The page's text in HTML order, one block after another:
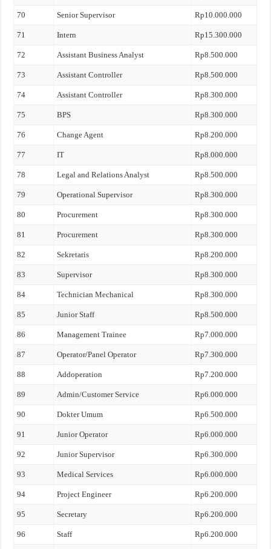
70 Senior Supervisor Rp10.000.000
71 Intern Rp15.300.000
72 Assistant Business Analyst Rp8.500.000
73 Assistant Controller Rp8.500.000
74 Assistant Controller Rp8.300.000
75 BPS Rp8.300.000
76 Change Agent Rp8.200.000
77 IT Rp8.000.000
78 Legal and Relations Analyst Rp8.500.000
79 Operational Supervisor Rp8.300.000
80 Procurement Rp8.300.000
81 Procurement Rp8.300.000
82 Sekretaris Rp8.200.000
83 Supervisor Rp8.300.000
84 Technician Mechanical Rp8.300.000
85 Junior Staff Rp8.500.000
86 Management Trainee Rp7.000.000
87 Operator/Panel Operator Rp7.300.000
88 Addoperation Rp7.200.000
89 Admin/Customer Service Rp6.000.000
90 Dokter Umum Rp6.500.000
91 Junior Operator Rp6.000.000
92 Junior Supervisor Rp6.300.000
93 Medical Services Rp6.000.000
94 Project Engineer Rp6.200.000
95 Secretary Rp6.200.000
96 Staff Rp6.200.000